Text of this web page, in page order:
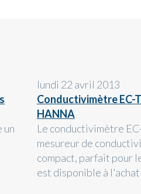
un
lundi 22 avril 2013
Conductivimètre EC-
HANNA
Le conductivimètre
mesureur de
compact, parfait pour
est disponible à l'achat